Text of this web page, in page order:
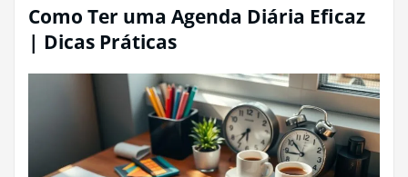
Como Ter uma Agenda Diária Eficaz
| Dicas Práticas